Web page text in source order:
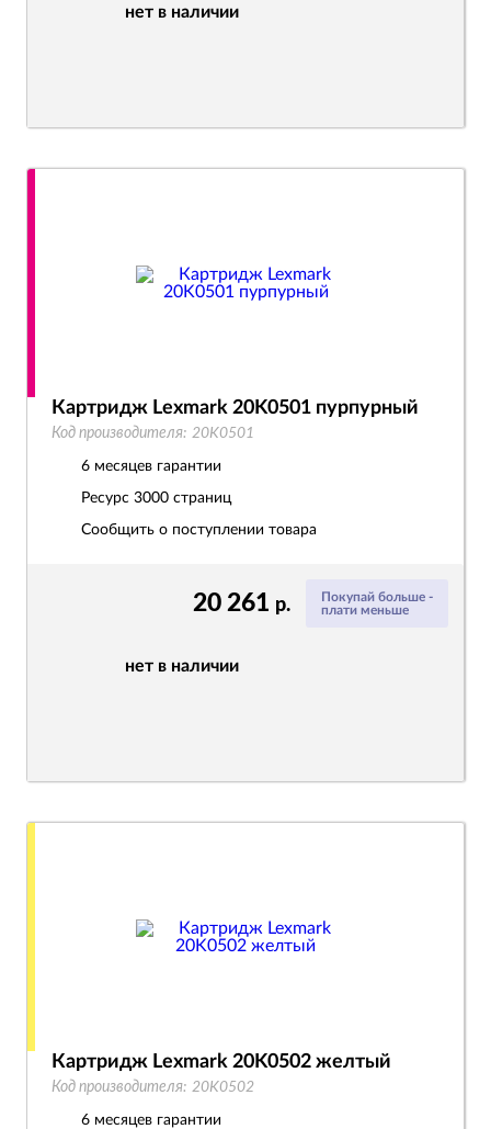
нет в наличии
Покупай больше -
плати меньше
20 261 р.
нет в наличии
Картридж Lexmark 20K0501 пурпурный
Код производителя: 20K0501
6 месяцев гарантии
Ресурс 3000 страниц
Сообщить о поступлении товара
Картридж Lexmark 20K0502 желтый
Код производителя: 20K0502
6 месяцев гарантии